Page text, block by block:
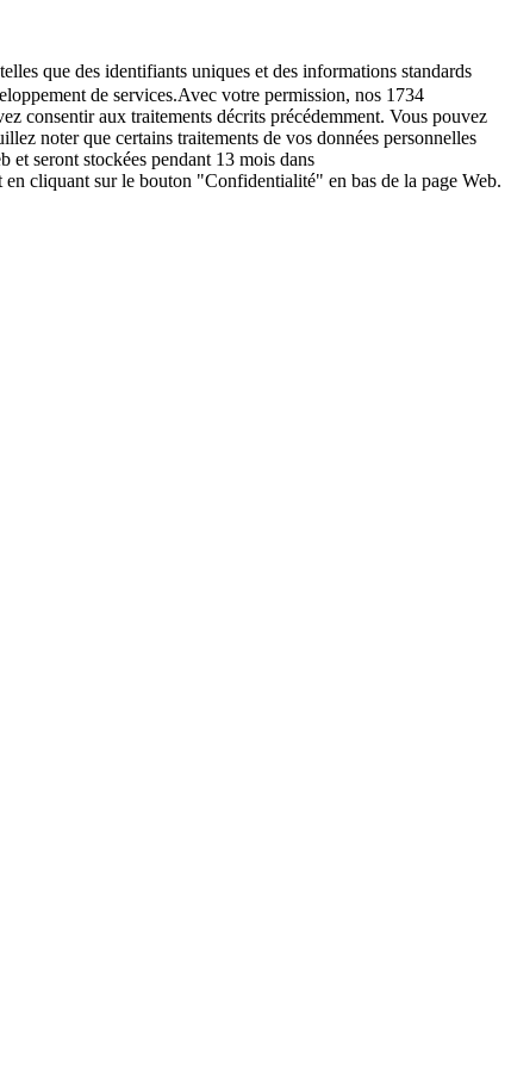
que des identifiants uniques et des informations standards
de services.Avec votre permission, nos 1734
consentir aux traitements décrits précédemment. Vous pouvez
noter que certains traitements de vos données personnelles
et seront stockées pendant 13 mois dans
cliquant sur le bouton "Confidentialité" en bas de la page Web.